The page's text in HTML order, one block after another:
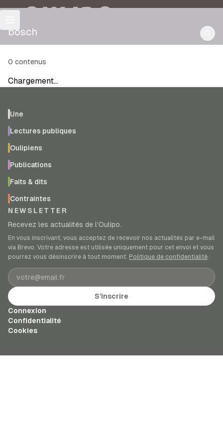
OULIPO
bosch
0 contenus
Chargement…
Une
Lectures publiques
Oulipiens
Publications
Faits & dits
Contraintes
NEWSLETTER
Recevez les actualités de l’Oulipo.
En vous inscrivant, vous acceptez de recevoir nos actualités par e-mail
via Brevo. Votre adresse est utilisée uniquement pour cet envoi et vous
pourrez vous désinscrire à tout moment. Politique de confidentialité.
Adresse e-mail
S’inscrire
Connexion
Confidentialité
Cookies